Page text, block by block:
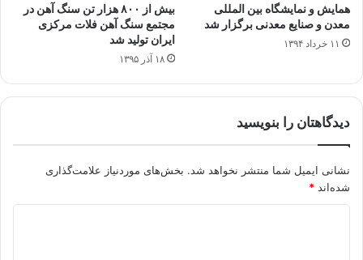
همایش و نمایشگاه بین المللی
معدن و صنایع معدنی برگزار شد
۱۱ خرداد ۱۳۹۴
بیش از ۸۰۰ هزار تن سنگ آهن در
مجتمع سنگ آهن فلات مرکزی
ایران تولید شد
۱۸ آذر ۱۳۹۵
دیدگاهتان را بنویسید
نشانی ایمیل شما منتشر نخواهد شد. بخش‌های موردنیاز علامت‌گذاری
شده‌اند *